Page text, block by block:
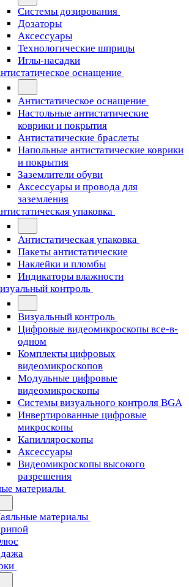
Системы дозирования
Дозаторы
Аксессуары
Технологические шприцы
Иглы-насадки
оснащение
Антистатическое оснащение
Настольные антистатические
коврики и покрытия
Антистатические браслеты
Напольные антистатические коврики
и покрытия
Заземлители обуви
Аксессуары и провода для
заземления
упаковка
Антистатическая упаковка
Пакеты антистатические
Наклейки и пломбы
Индикаторы влажности
контроль
Визуальный контроль
Цифровые видеомикроскопы все-в-
одном
Комплекты цифровых
видеомикроскопов
Модульные цифровые
видеомикроскопы
Cистемы визуального контроля BGA
Инвертированные цифровые
микроскопы
Капилляроскопы
Аксессуары
Видеомикроскопы высокого
разрешения
материалы
материалы